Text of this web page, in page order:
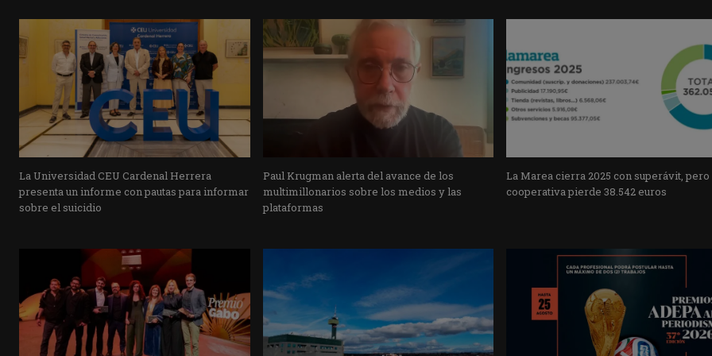
La Universidad CEU Cardenal Herrera
presenta un informe con pautas para informar
sobre el suicidio
Paul Krugman alerta del avance de los
multimillonarios sobre los medios y las
plataformas
La Marea cierra 2025 con superávit, pero
cooperativa pierde 38.542 euros